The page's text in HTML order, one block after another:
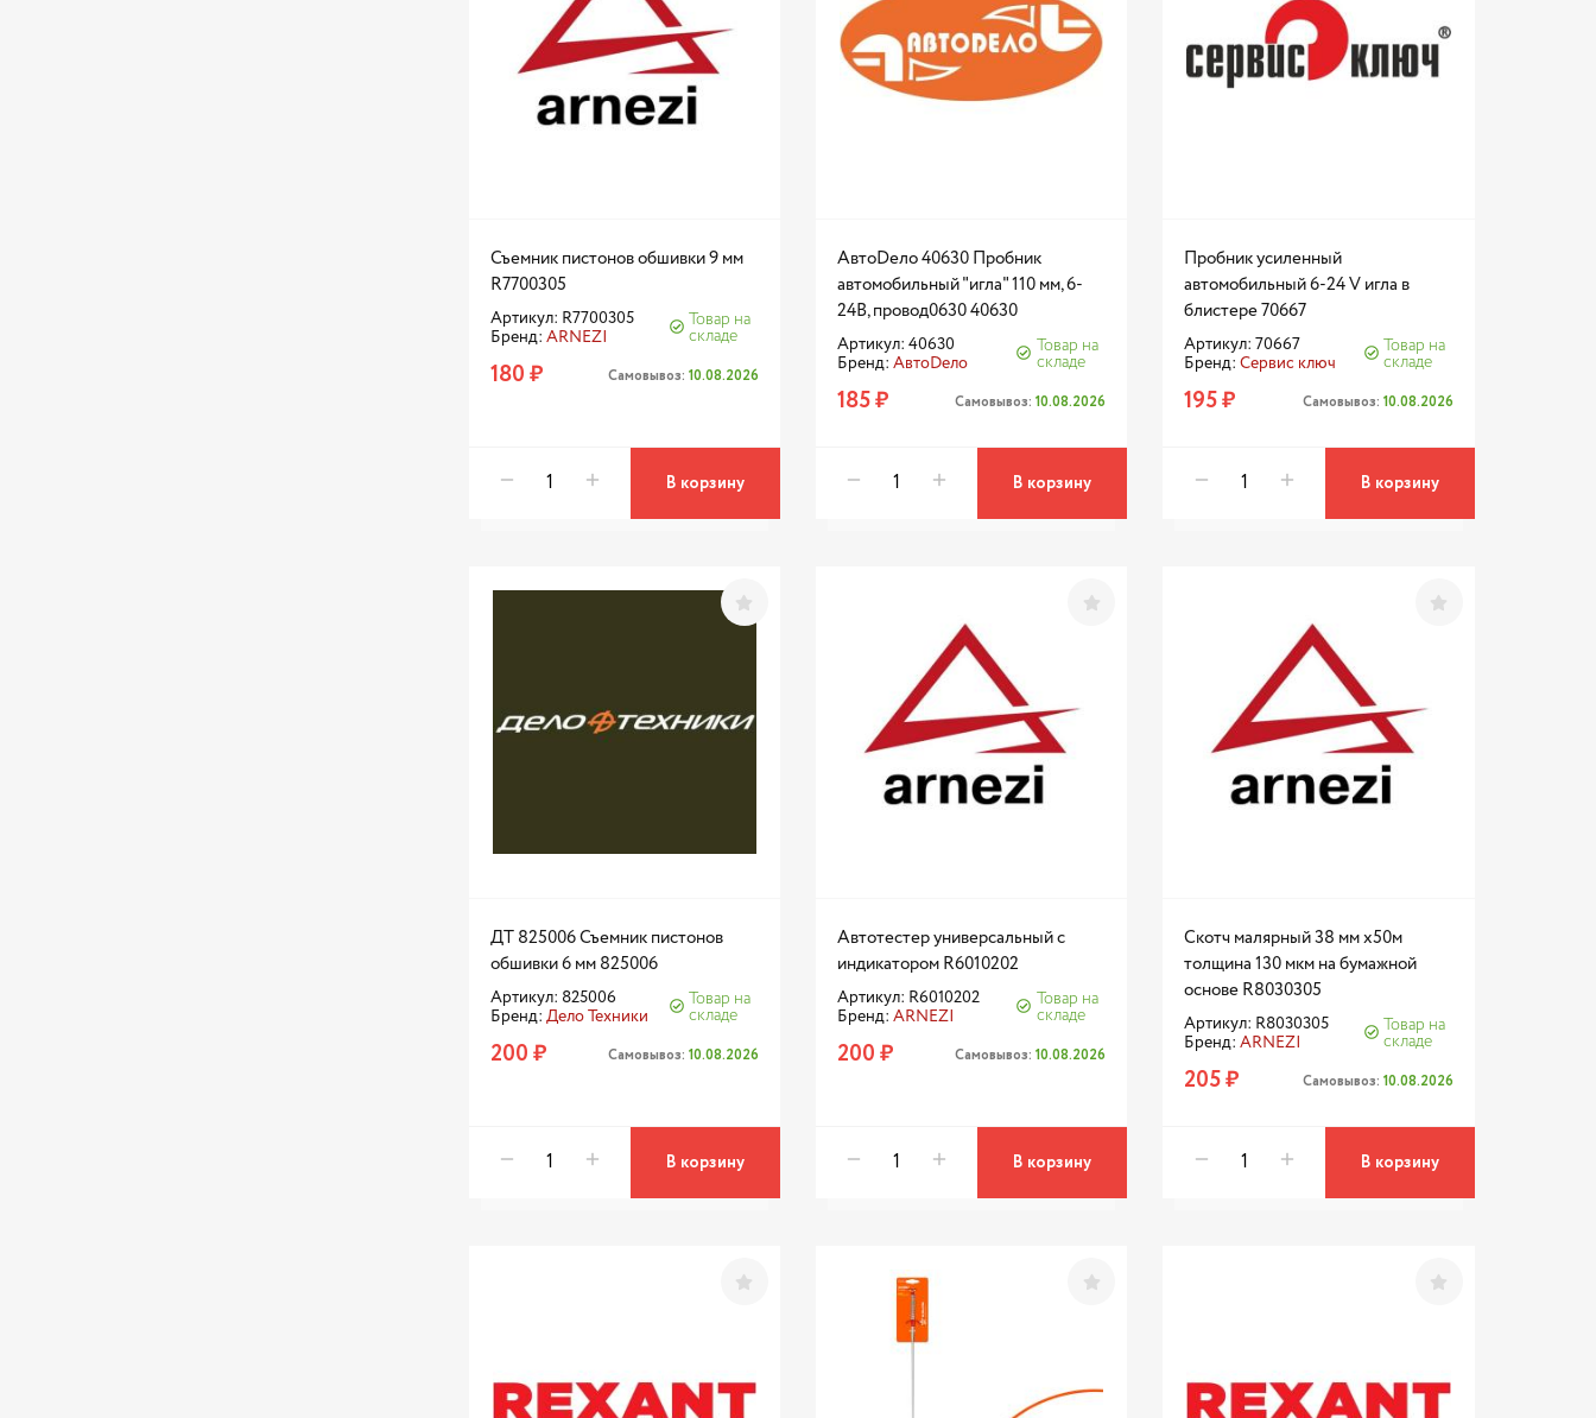
Съемник пистонов обшивки 9 мм
R7700305
Артикул: R7700305
Бренд: ARNEZI
Товар на
складе
180 ₽ Самовывоз: 10.08.2026
В корзину
АвтоDело 40630 Пробник
автомобильный "игла" 110 мм, 6-
24В, провод0630 40630
Артикул: 40630
Бренд: АвтоDело
Товар на
складе
185 ₽ Самовывоз:10.08.2026
В корзину
Пробник усиленный
автомобильный 6-24 V игла в
блистере 70667
Артикул: 70667
Бренд:Сервис ключ
Товар на
складе
195 ₽ Самовывоз: 10.08.2026
В корзину
ДТ 825006 Съемник пистонов
обшивки 6 мм 825006
Артикул: 825006
Бренд: Дело Техники
Товар на
складе
200 ₽ Самовывоз: 10.08.2026
В корзину
Автотестер универсальный с
индикатором R6010202
Артикул: R6010202
Бренд: ARNEZI
Товар на
складе
200 ₽ Самовывоз:10.08.2026
В корзину
Скотч малярный 38 мм x50м
толщина 130 мкм на бумажной
основе R8030305
Артикул: R8030305
Бренд:ARNEZI
Товар на
складе
205 ₽ Самовывоз: 10.08.2026
В корзину